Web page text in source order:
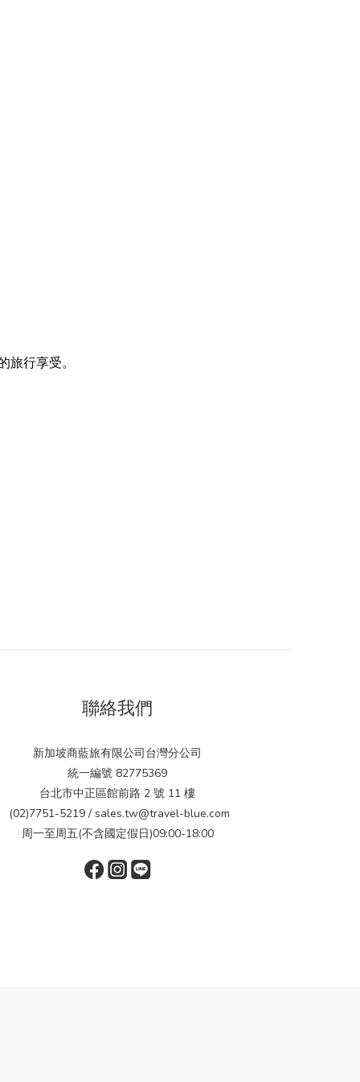
行享受。
聯絡我們
新加坡商藍旅有限公司台灣分公司
統一編號 82775369
台北市中正區館前路 2 號 11 樓
(02)7751-5219 / sales.tw@travel-blue.com
周一至周五(不含國定假日)09:00-18:00